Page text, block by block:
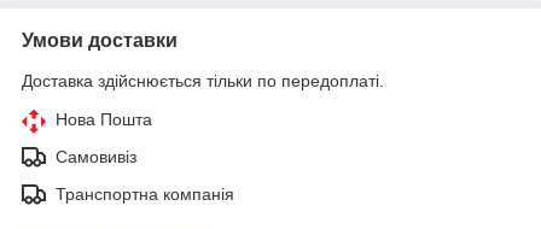
Умови доставки
Доставка здійснюється тільки по передоплаті.
Нова Пошта
Самовивіз
Транспортна компанія